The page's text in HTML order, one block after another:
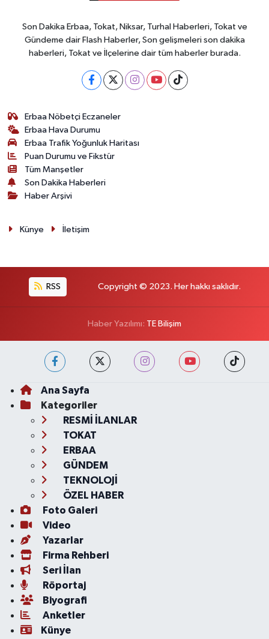
Son Dakika Erbaa, Tokat, Niksar, Turhal Haberleri, Tokat ve
Gündeme dair Flash Haberler, Son gelişmeleri son dakika
haberleri, Tokat ve İlçelerine dair tüm haberler burada.
Erbaa Nöbetçi Eczaneler
Erbaa Hava Durumu
Erbaa Trafik Yoğunluk Haritası
Puan Durumu ve Fikstür
Tüm Manşetler
Son Dakika Haberleri
Haber Arşivi
Künye İletişim
RSS Copyright © 2023. Her hakkı saklıdır.
Haber Yazılımı: TE Bilişim
Ana Sayfa
Kategoriler
RESMİ İLANLAR
TOKAT
ERBAA
GÜNDEM
TEKNOLOJİ
ÖZEL HABER
Foto Galeri
Video
Yazarlar
Firma Rehberi
Seri İlan
Röportaj
Biyografi
Anketler
Künye